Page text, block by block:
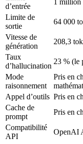
d’entrée
1 million
Limite de
sortie
64 000
Vitesse de
génération
208,3
Taux
d’hallucination
23 % (le
Mode
raisonnement
Pris en
Appel d’outils Pris en
Cache de
prompt
Pris en
Compatibilité
API
OpenAI